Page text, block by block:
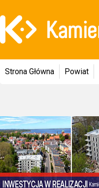
Strona Główna Powiat